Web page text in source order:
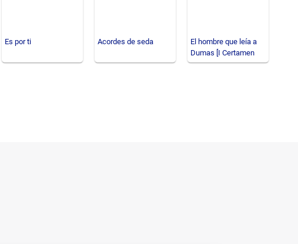
Es por ti Acordes de seda
El hombre que leía a
Dumas [I Certamen
Internacional de Rela